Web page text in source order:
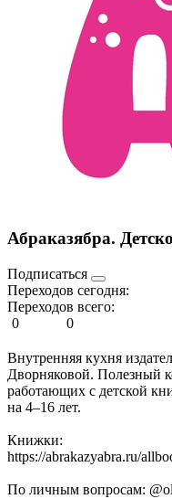
Абраказябра.
Подписаться
Переходов сегодня:
Переходов всего:
0
0
Внутренняя кухня
Дворняковой. Полезный
работающих с детской
на 4–16 лет.
Книжки:
https://abrakazyabra.ru/
По личным вопросам: